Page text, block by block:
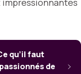
qu’il faut
de